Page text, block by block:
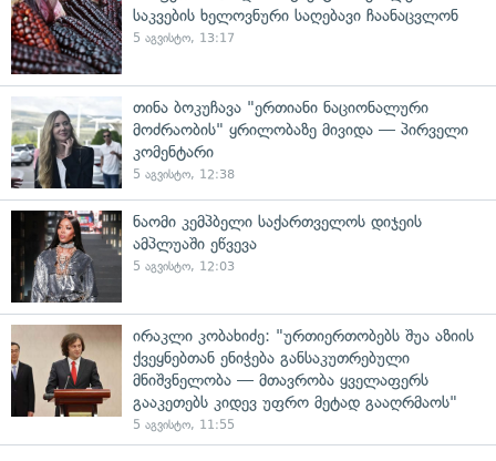
საკვების ხელოვნური საღებავი ჩაანაცვლონ
5 აგვისტო, 13:17
თინა ბოკუჩავა "ერთიანი ნაციონალური
მოძრაობის" ყრილობაზე მივიდა — პირველი
კომენტარი
5 აგვისტო, 12:38
ნაომი კემპბელი საქართველოს დიჯეის
ამპლუაში ეწვევა
5 აგვისტო, 12:03
ირაკლი კობახიძე: "ურთიერთობებს შუა აზიის
ქვეყნებთან ენიჭება განსაკუთრებული
მნიშვნელობა — მთავრობა ყველაფერს
გააკეთებს კიდევ უფრო მეტად გააღრმაოს"
5 აგვისტო, 11:55